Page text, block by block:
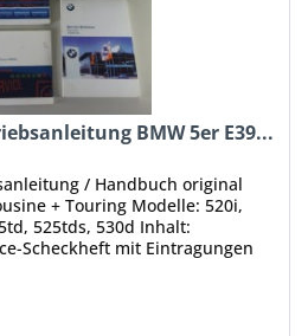
BMW 5er E39...
/ Handbuch original
+ Touring Modelle: 520i,
525tds, 530d Inhalt:
Scheckheft mit Eintragungen